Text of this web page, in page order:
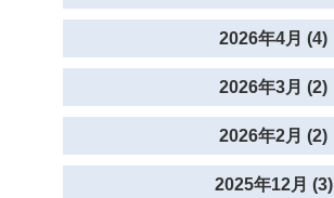
2026年4月 (4)
2026年3月 (2)
2026年2月 (2)
2025年12月 (3)